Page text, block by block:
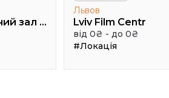
Конференційний зал УКУ
Львов
Lviv Film Centr
від 0₴ - до 0₴
#Локація